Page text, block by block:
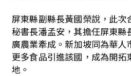
屏東縣副縣長黃國榮說，此
秘書長潘孟安，其擔任屏東縣
廣農業牽成。新加坡同為華
更多食品引進該國，成為開
地。